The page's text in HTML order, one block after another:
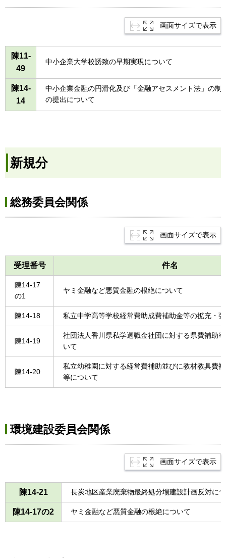
画面サイズで表示
陳11-
49
中小企業大学校誘致の早期実現について
陳14-
14
中小企業金融の円滑化及び「金融アセスメント法」の制
の提出について
新規分
総務委員会関係
画面サイズで表示
受理番号 件名
陳14-17
の1
ヤミ金融など悪質金融の根絶について
陳14-18 私立中学高等学校経常費助成費補助金等の拡充・
陳14-19
社団法人香川県私学退職金社団に対する県費補助
いて
陳14-20
私立幼稚園に対する経常費補助並びに教材教具費
等について
環境建設委員会関係
画面サイズで表示
陳14-21 長炭地区産業廃棄物最終処分場建設計画反対に
陳14-17の2 ヤミ金融など悪質金融の根絶について